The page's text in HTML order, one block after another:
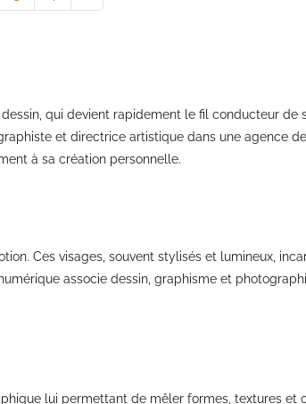
qui devient rapidement le fil conducteur de
et directrice artistique dans une agence
à sa création personnelle.
Ces visages, souvent stylisés et lumineux,
associe dessin, graphisme et
lui permettant de mêler formes, textures et